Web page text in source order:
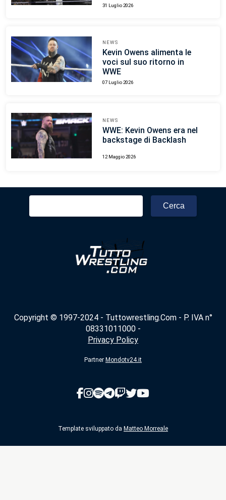
31 Luglio 2026
NEWS
Kevin Owens alimenta le
voci sul suo ritorno in
WWE
07 Luglio 2026
NEWS
WWE: Kevin Owens era nel
backstage di Backlash
12 Maggio 2026
Ricerca
Copyright © 1997-2024 - Tuttowrestling.Com - P. IVA n°
08331011000 -
Privacy Policy
Partner Mondotv24.it
Template sviluppato da Matteo Morreale